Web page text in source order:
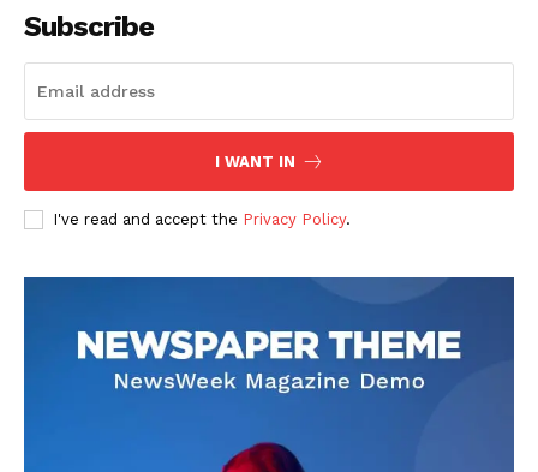
AIN NEWS 1
Subscribe
I WANT IN
I've read and accept the Privacy Policy.